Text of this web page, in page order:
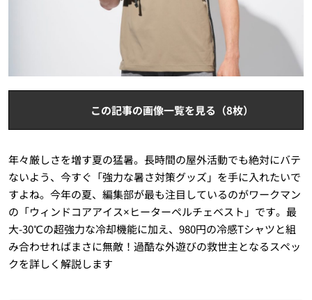
この記事の画像一覧を見る（8枚）
年々厳しさを増す夏の猛暑。長時間の屋外活動でも絶対にバテ
ないよう、今すぐ「強力な暑さ対策グッズ」を手に入れたいで
すよね。今年の夏、編集部が最も注目しているのがワークマン
の「ウィンドコアアイス×ヒーターペルチェベスト」です。最
大-30℃の超強力な冷却機能に加え、980円の冷感Tシャツと組
み合わせればまさに無敵！過酷な外遊びの救世主となるスペッ
クを詳しく解説します